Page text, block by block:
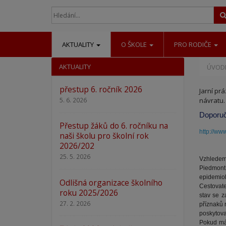
AKTUALITY O ŠKOLE PRO RODIČE
Jarní
http://
stav se
příznaků
Pokud
AKTUALITY
přestup 6. ročník 2026
5. 6. 2026
Přestup žáků do 6. ročníku na
naši školu pro školní rok
2026/202
25. 5. 2026
Odlišná organizace školního
roku 2025/2026
27. 2. 2026